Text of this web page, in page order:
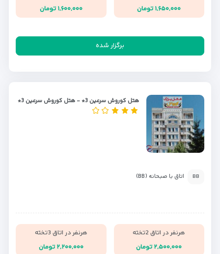
۱,۶۵۰,۰۰۰ تومان
۱,۶۰۰,۰۰۰ تومان
برگزار شده
هتل کوروش سرعین 3* - هتل کوروش سرعین 3*
BB اتاق با صبحانه (BB)
هرنفر در اتاق 2تخته
۲,۵۰۰,۰۰۰ تومان
هرنفر در اتاق 3تخته
۲,۲۰۰,۰۰۰ تومان